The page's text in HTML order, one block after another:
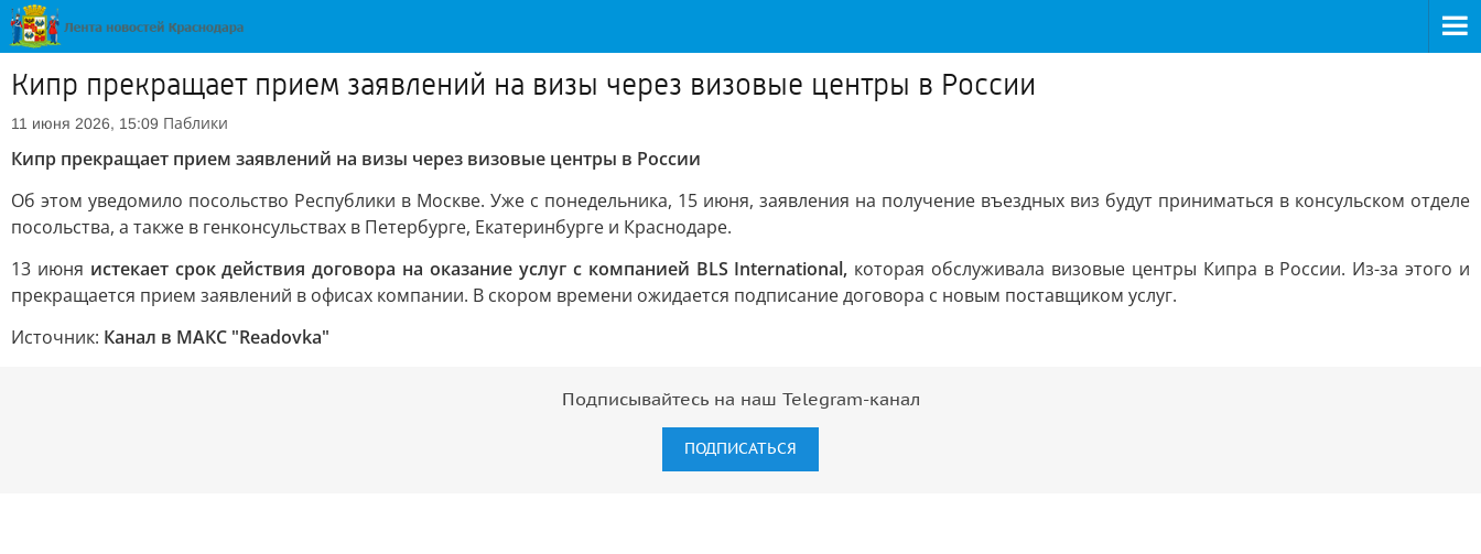
Кипр прекращает прием заявлений на визы через визовые центры в России
11 июня 2026, 15:09 Паблики
Кипр прекращает прием заявлений на визы через визовые центры в России
Об этом уведомило посольство Республики в Москве. Уже с понедельника, 15 июня, заявления на получение въездных виз будут приниматься в консульском отделе
посольства, а также в генконсульствах в Петербурге, Екатеринбурге и Краснодаре.
13 июня истекает срок действия договора на оказание услуг с компанией BLS International, которая обслуживала визовые центры Кипра в России. Из-за этого и
прекращается прием заявлений в офисах компании. В скором времени ожидается подписание договора с новым поставщиком услуг.
Источник: Канал в МАКС "Readovka"
Подписывайтесь на наш Telegram-канал
ПОДПИСАТЬСЯ